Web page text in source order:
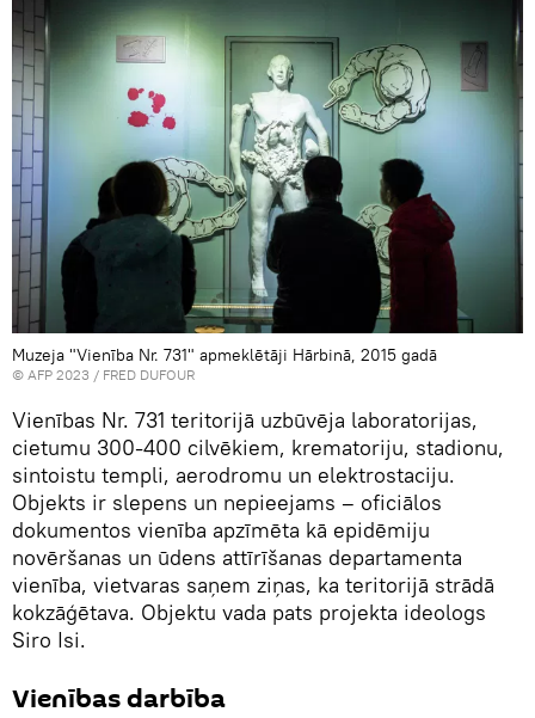
Muzeja "Vienība Nr. 731" apmeklētāji Hārbinā, 2015 gadā
© AFP 2023 / FRED DUFOUR
Vienības Nr. 731 teritorijā uzbūvēja laboratorijas,
cietumu 300-400 cilvēkiem, krematoriju, stadionu,
sintoistu templi, aerodromu un elektrostaciju.
Objekts ir slepens un nepieejams – oficiālos
dokumentos vienība apzīmēta kā epidēmiju
novēršanas un ūdens attīrīšanas departamenta
vienība, vietvaras saņem ziņas, ka teritorijā strādā
kokzāģētava. Objektu vada pats projekta ideologs
Siro Isi.
Vienības darbība